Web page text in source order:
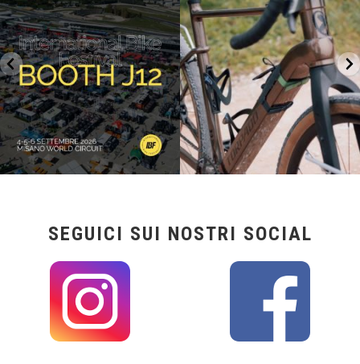
17 1
27 0
SEGUICI SUI NOSTRI SOCIAL